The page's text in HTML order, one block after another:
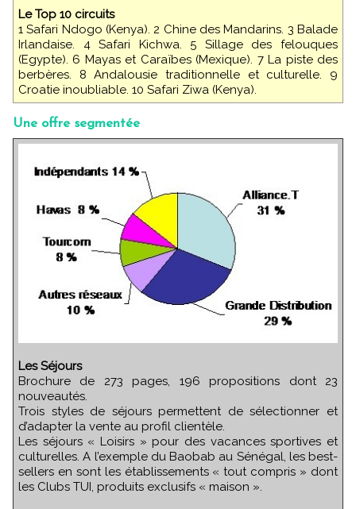
Le Top 10 circuits
1 Safari Ndogo (Kenya). 2 Chine des Mandarins. 3 Balade
Irlandaise. 4 Safari Kichwa. 5 Sillage des felouques
(Egypte). 6 Mayas et Caraïbes (Mexique). 7 La piste des
berbères. 8 Andalousie traditionnelle et culturelle. 9
Croatie inoubliable. 10 Safari Ziwa (Kenya).
Une offre segmentée
Les Séjours
Brochure de 273 pages, 196 propositions dont 23
nouveautés.
Trois styles de séjours permettent de sélectionner et
d’adapter la vente au profil clientèle.
Les séjours « Loisirs » pour des vacances sportives et
culturelles. A l’exemple du Baobab au Sénégal, les best-
sellers en sont les établissements « tout compris » dont
les Clubs TUI, produits exclusifs « maison ».